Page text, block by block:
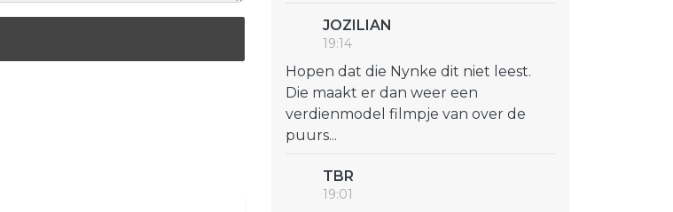
JOZILIAN
19:14
Hopen dat die Nynke dit niet leest.
Die maakt er dan weer een
verdienmodel filmpje van over de
puurs...
TBR
19:01